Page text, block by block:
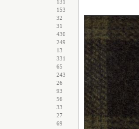
131
153
32
31
430
249
13
331
65
243
26
93
56
33
27
69